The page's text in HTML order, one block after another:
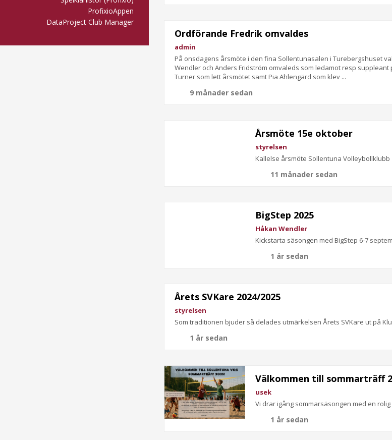
ProfixioAppen
DataProject Club Manager
Ordförande Fredrik omvaldes
admin
På onsdagens årsmöte i den fina Sollentunasalen i Turebergshuset
Wendler och Anders Fridström omvaleds som ledamot resp
Turner som lett årsmötet samt Pia Ahlengärd som klev ...
9 månader sedan
Årsmöte 15e oktober
styrelsen
Kallelse årsmöte Sollentuna Volleybollklubb
11 månader sedan
BigStep 2025
Håkan Wendler
Kickstarta säsongen med BigStep 6-7
1 år sedan
Årets SVKare 2024/2025
styrelsen
Som traditionen bjuder så delades utmärkelsen Årets SVKare ut på
1 år sedan
Välkommen till sommarträff
usek
Vi drar igång sommarsäsongen med en
1 år sedan